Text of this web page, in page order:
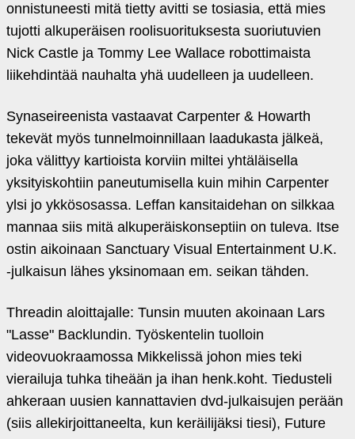
onnistuneesti mitä tietty avitti se tosiasia, että mies
tujotti alkuperäisen roolisuorituksesta suoriutuvien
Nick Castle ja Tommy Lee Wallace robottimaista
liikehdintää nauhalta yhä uudelleen ja uudelleen.
Synaseireenista vastaavat Carpenter & Howarth
tekevät myös tunnelmoinnillaan laadukasta jälkeä,
joka välittyy kartioista korviin miltei yhtäläisella
yksityiskohtiin paneutumisella kuin mihin Carpenter
ylsi jo ykkösosassa. Leffan kansitaidehan on silkkaa
mannaa siis mitä alkuperäiskonseptiin on tuleva. Itse
ostin aikoinaan Sanctuary Visual Entertainment U.K.
‑julkaisun lähes yksinomaan em. seikan tähden.
Threadin aloittajalle: Tunsin muuten akoinaan Lars
"Lasse" Backlundin. Työskentelin tuolloin
videovuokraamossa Mikkelissä johon mies teki
vierailuja tuhka tiheään ja ihan henk.koht. Tiedusteli
ahkeraan uusien kannattavien dvd-julkaisujen perään
(siis allekirjoittaneelta, kun keräilijäksi tiesi), Future